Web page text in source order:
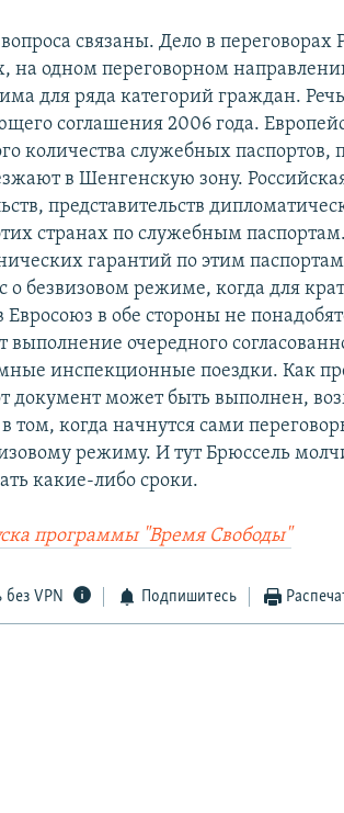
связаны. Дело в переговорах
на одном переговорном
для ряда категорий граждан.
соглашения 2006 года.
количества служебных паспортов,
в Шенгенскую зону.
представительств
странах по служебным
гарантий по этим
о безвизовом режиме, когда для
Евросоюз в обе стороны не
очередного
инспекционные поездки. Как
документ может быть выполнен,
том, когда начнутся сами
режиму. И тут Брюссель
какие-либо сроки.
программы "Время Свободы"
без VPN Подпишитесь